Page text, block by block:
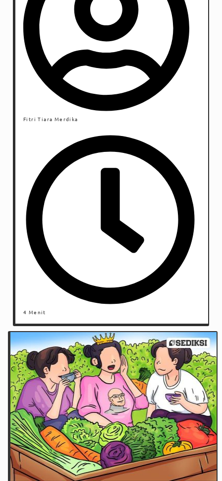
Fitri Tiara Merdika
4 Menit